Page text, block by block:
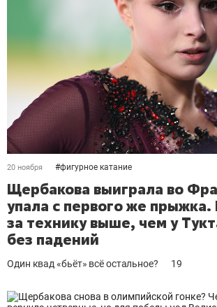
20 ноября #фигурное катание
Щербакова выиграла во
упала с первого же прыжка.
за технику выше, чем у
без падений
Один квад «бьёт» всё остальное? 19